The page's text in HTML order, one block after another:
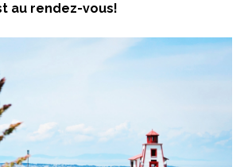
au rendez-vous!